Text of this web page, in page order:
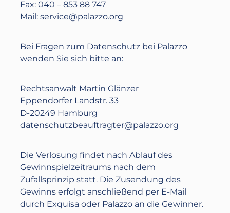
Fax: 040 – 853 88 747
Mail: service@palazzo.org
Bei Fragen zum Datenschutz bei Palazzo
wenden Sie sich bitte an:
Rechtsanwalt Martin Glänzer
Eppendorfer Landstr. 33
D-20249 Hamburg
datenschutzbeauftragter@palazzo.org
Die Verlosung findet nach Ablauf des
Gewinnspielzeitraums nach dem
Zufallsprinzip statt. Die Zusendung des
Gewinns erfolgt anschließend per E-Mail
durch Exquisa oder Palazzo an die Gewinner.